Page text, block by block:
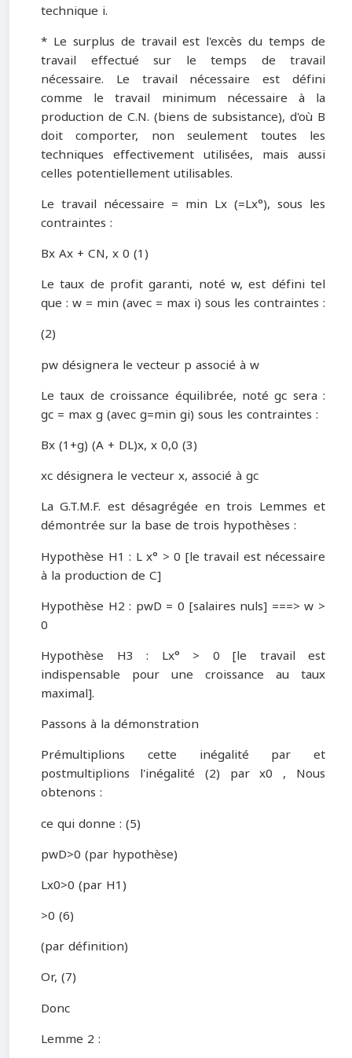
technique i.
* Le surplus de travail est l'excès du temps de
travail effectué sur le temps de travail
nécessaire. Le travail nécessaire est défini
comme le travail minimum nécessaire à la
production de C.N. (biens de subsistance), d'où B
doit comporter, non seulement toutes les
techniques effectivement utilisées, mais aussi
celles potentiellement utilisables.
Le travail nécessaire = min Lx (=Lx°), sous les
contraintes :
Bx Ax + CN, x 0 (1)
Le taux de profit garanti, noté w, est défini tel
que : w = min (avec = max i) sous les contraintes :
(2)
pw désignera le vecteur p associé à w
Le taux de croissance équilibrée, noté gc sera :
gc = max g (avec g=min gi) sous les contraintes :
Bx (1+g) (A + DL)x, x 0,0 (3)
xc désignera le vecteur x, associé à gc
La G.T.M.F. est désagrégée en trois Lemmes et
démontrée sur la base de trois hypothèses :
Hypothèse H1 : L x° > 0 [le travail est nécessaire
à la production de C]
Hypothèse H2 : pwD = 0 [salaires nuls] ===> w >
0
Hypothèse H3 : Lx° > 0 [le travail est
indispensable pour une croissance au taux
maximal].
Passons à la démonstration
Prémultiplions cette inégalité par et
postmultiplions l'inégalité (2) par x0 , Nous
obtenons :
ce qui donne : (5)
pwD>0 (par hypothèse)
Lx0>0 (par H1)
>0 (6)
(par définition)
Or, (7)
Donc
Lemme 2 :